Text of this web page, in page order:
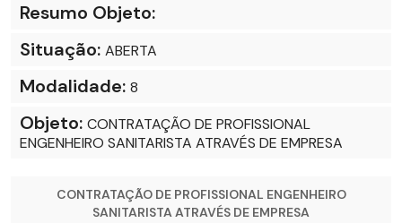
Resumo Objeto:
Situação: ABERTA
Modalidade: 8
Objeto: CONTRATAÇÃO DE PROFISSIONAL
ENGENHEIRO SANITARISTA ATRAVÉS DE EMPRESA
CONTRATAÇÃO DE PROFISSIONAL ENGENHEIRO
SANITARISTA ATRAVÉS DE EMPRESA